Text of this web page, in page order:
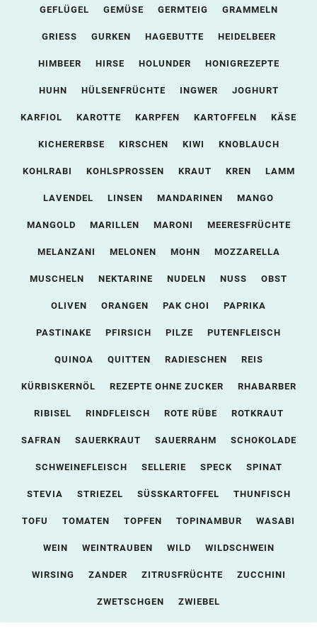
GEFLÜGEL GEMÜSE GERMTEIG GRAMMELN
GRIESS GURKEN HAGEBUTTE HEIDELBEER
HIMBEER HIRSE HOLUNDER HONIGREZEPTE
HUHN HÜLSENFRÜCHTE INGWER JOGHURT
KARFIOL KAROTTE KARPFEN KARTOFFELN KÄSE
KICHERERBSE KIRSCHEN KIWI KNOBLAUCH
KOHLRABI KOHLSPROSSEN KRAUT KREN LAMM
LAVENDEL LINSEN MANDARINEN MANGO
MANGOLD MARILLEN MARONI MEERESFRÜCHTE
MELANZANI MELONEN MOHN MOZZARELLA
MUSCHELN NEKTARINE NUDELN NUSS OBST
OLIVEN ORANGEN PAK CHOI PAPRIKA
PASTINAKE PFIRSICH PILZE PUTENFLEISCH
QUINOA QUITTEN RADIESCHEN REIS
KÜRBISKERNÖL REZEPTE OHNE ZUCKER RHABARBER
RIBISEL RINDFLEISCH ROTE RÜBE ROTKRAUT
SAFRAN SAUERKRAUT SAUERRAHM SCHOKOLADE
SCHWEINEFLEISCH SELLERIE SPECK SPINAT
STEVIA STRIEZEL SÜSSKARTOFFEL THUNFISCH
TOFU TOMATEN TOPFEN TOPINAMBUR WASABI
WEIN WEINTRAUBEN WILD WILDSCHWEIN
WIRSING ZANDER ZITRUSFRÜCHTE ZUCCHINI
ZWETSCHGEN ZWIEBEL